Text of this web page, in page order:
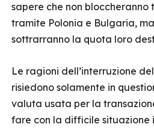
sapere che non bloccheranno
tramite Polonia e Bulgaria,
sottrarranno la quota loro
Le ragioni dell’interruzione
risiedono solamente in
valuta usata per la
fare con la difficile situazione